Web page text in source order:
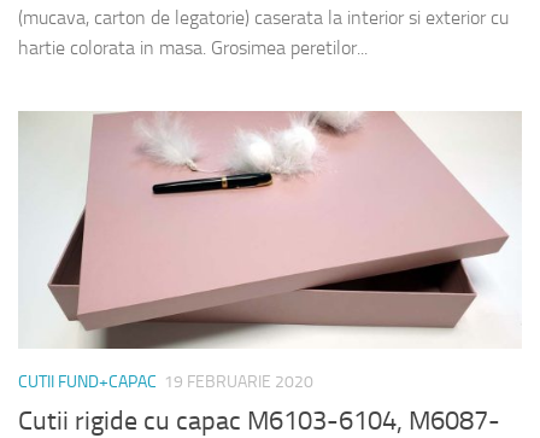
(mucava, carton de legatorie) caserata la interior si exterior cu
hartie colorata in masa. Grosimea peretilor...
CUTII FUND+CAPAC 19 FEBRUARIE 2020
Cutii rigide cu capac M6103-6104, M6087-